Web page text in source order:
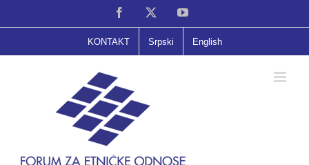
Facebook YouTube
KONTAKT Srpski English